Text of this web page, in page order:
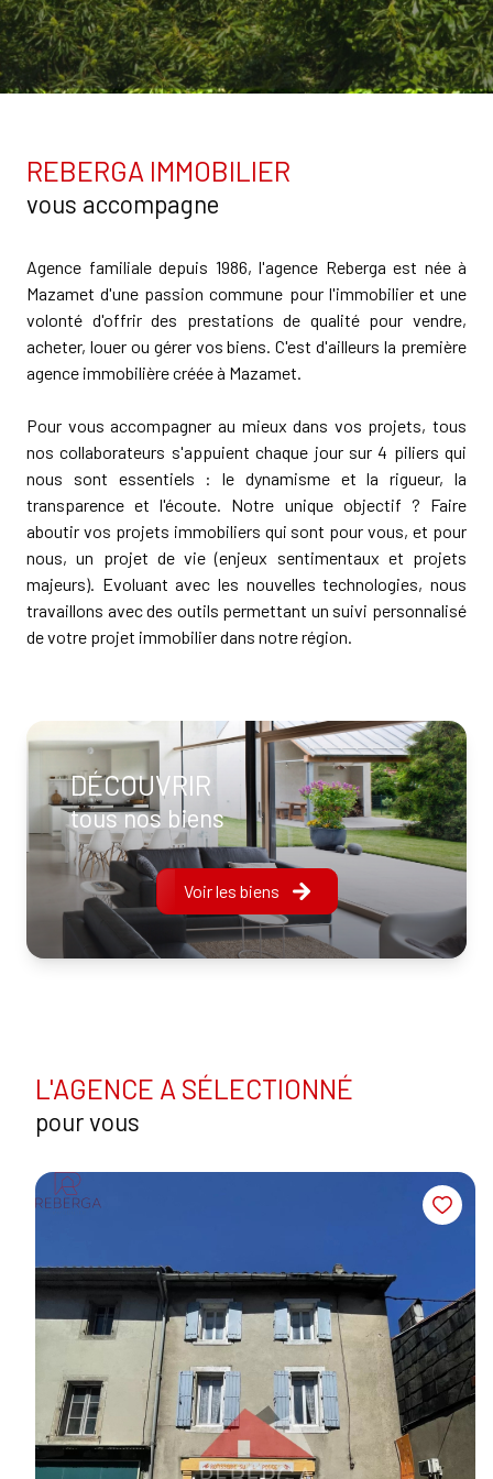
DÉCOUVRIR
tous nos biens
Voir les biens
REBERGA IMMOBILIER
vous accompagne
Agence familiale depuis 1986, l'agence Reberga est née à
Mazamet d'une passion commune pour l'immobilier et une
volonté d'offrir des prestations de qualité pour vendre,
acheter, louer ou gérer vos biens. C'est d'ailleurs la première
agence immobilière créée à Mazamet.
Pour vous accompagner au mieux dans vos projets, tous
nos collaborateurs s'appuient chaque jour sur 4 piliers qui
nous sont essentiels : le dynamisme et la rigueur, la
transparence et l'écoute. Notre unique objectif ? Faire
aboutir vos projets immobiliers qui sont pour vous, et pour
nous, un projet de vie (enjeux sentimentaux et projets
majeurs). Evoluant avec les nouvelles technologies, nous
travaillons avec des outils permettant un suivi personnalisé
de votre projet immobilier dans notre région.
L'AGENCE A SÉLECTIONNÉ
pour vous